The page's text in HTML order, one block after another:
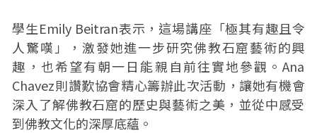
學生Emily Beitran表示，這場講座「極其有趣且令
人驚嘆」，激發她進一步研究佛教石窟藝術的興
趣，也希望有朝一日能親自前往實地參觀。Ana
Chavez則讚歎協會精心籌辦此次活動，讓她有機會
深入了解佛教石窟的歷史與藝術之美，並從中感受
到佛教文化的深厚底蘊。